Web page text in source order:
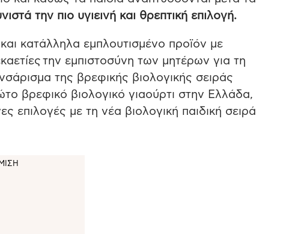
την πιο υγιεινή και θρεπτική επιλογή.
κατάλληλα εμπλουτισμένο προϊόν με
την εμπιστοσύνη των μητέρων για τη
της βρεφικής βιολογικής σειράς
βρεφικό βιολογικό γιαούρτι στην Ελλάδα,
επιλογές με τη νέα βιολογική παιδική σειρά